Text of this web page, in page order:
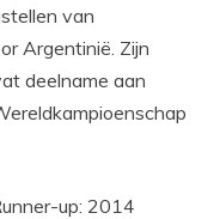
van
Argentinië. Zijn
deelname aan
up: 2014